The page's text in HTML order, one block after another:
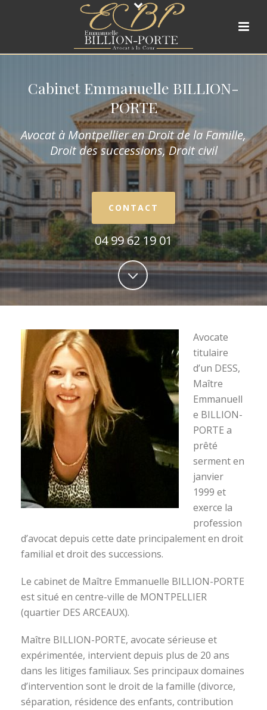
Cabinet Emmanuelle BILLION-
PORTE
Avocat à Montpellier en Droit de la Famille,
Droit des successions, Droit civil
CONTACT
04 99 62 19 01
Avocate
titulaire
d’un DESS,
Maître
Emmanuell
e BILLION-
PORTE a
prêté
serment en
janvier
1999 et
exerce la
profession
d’avocat depuis cette date principalement en droit
familial et droit des successions.
Le cabinet de Maître Emmanuelle BILLION-PORTE
est situé en centre-ville de MONTPELLIER
(quartier DES ARCEAUX).
Maître BILLION-PORTE, avocate sérieuse et
expérimentée, intervient depuis plus de 20 ans
dans les litiges familiaux. Ses principaux domaines
d’intervention sont le droit de la famille (divorce,
séparation, résidence des enfants, contribution